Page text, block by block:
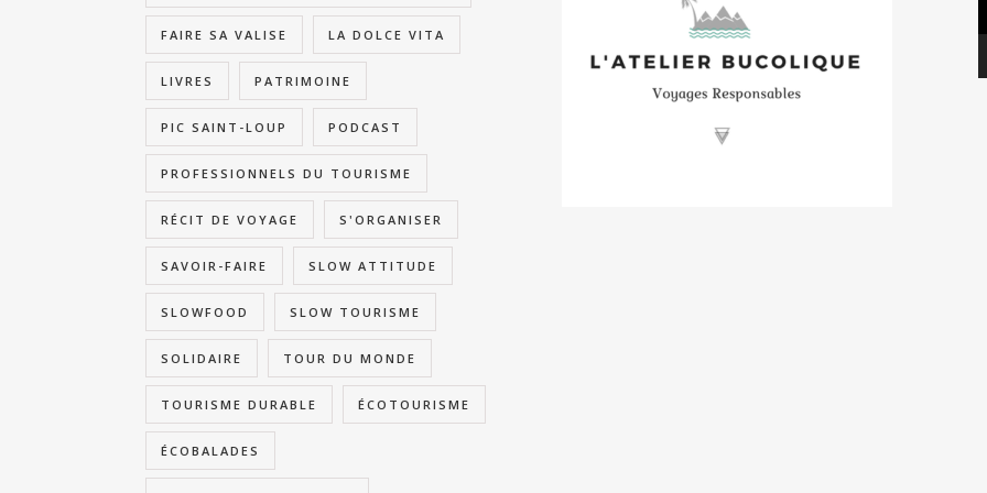
FAIRE SA VALISE LA DOLCE VITA
LIVRES PATRIMOINE
PIC SAINT-LOUP PODCAST
PROFESSIONNELS DU TOURISME
RÉCIT DE VOYAGE S'ORGANISER
SAVOIR-FAIRE SLOW ATTITUDE
SLOWFOOD SLOW TOURISME
SOLIDAIRE TOUR DU MONDE
TOURISME DURABLE ÉCOTOURISME
ÉCOBALADES